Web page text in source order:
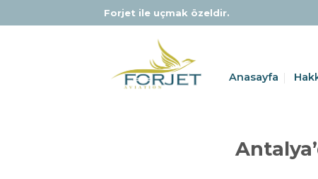
to
Forjet ile uçmak özeldir.
Anasayfa